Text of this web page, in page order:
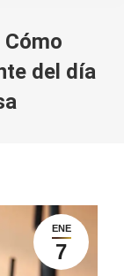
del día
ENE
7